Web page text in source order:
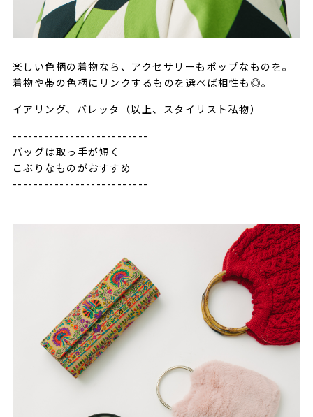
楽しい色柄の着物なら、アクセサリーもポップなものを。
着物や帯の色柄にリンクするものを選べば相性も◎。
イアリング、バレッタ（以上、スタイリスト私物）
--------------------------
バッグは取っ手が短く
こぶりなものがおすすめ
--------------------------